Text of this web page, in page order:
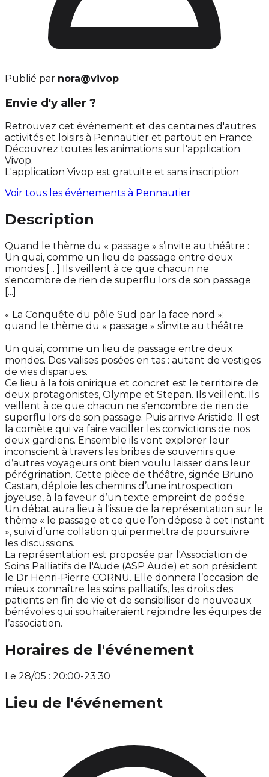
Publié par nora@vivop
Envie d'y aller ?
Retrouvez cet événement et des centaines d'autres
activités et loisirs à Pennautier et partout en France.
Découvrez toutes les animations sur l'application
Vivop.
L'application Vivop est gratuite et sans inscription
Voir tous les événements à Pennautier
Description
Quand le thème du « passage » s’invite au théâtre :
Un quai, comme un lieu de passage entre deux
mondes [... ] Ils veillent à ce que chacun ne
s'encombre de rien de superflu lors de son passage
[...]
« La Conquête du pôle Sud par la face nord »:
quand le thème du « passage » s’invite au théâtre
Un quai, comme un lieu de passage entre deux
mondes. Des valises posées en tas : autant de vestiges
de vies disparues.
Ce lieu à la fois onirique et concret est le territoire de
deux protagonistes, Olympe et Stepan. Ils veillent. Ils
veillent à ce que chacun ne s'encombre de rien de
superflu lors de son passage. Puis arrive Aristide. Il est
la comète qui va faire vaciller les convictions de nos
deux gardiens. Ensemble ils vont explorer leur
inconscient à travers les bribes de souvenirs que
d’autres voyageurs ont bien voulu laisser dans leur
pérégrination. Cette pièce de théâtre, signée Bruno
Castan, déploie les chemins d’une introspection
joyeuse, à la faveur d’un texte empreint de poésie.
Un débat aura lieu à l'issue de la représentation sur le
thème « le passage et ce que l’on dépose à cet instant
», suivi d’une collation qui permettra de poursuivre
les discussions.
La représentation est proposée par l'Association de
Soins Palliatifs de l'Aude (ASP Aude) et son président
le Dr Henri-Pierre CORNU. Elle donnera l’occasion de
mieux connaître les soins palliatifs, les droits des
patients en fin de vie et de sensibiliser de nouveaux
bénévoles qui souhaiteraient rejoindre les équipes de
l’association.
Horaires de l'événement
Le 28/05 : 20:00-23:30
Lieu de l'événement